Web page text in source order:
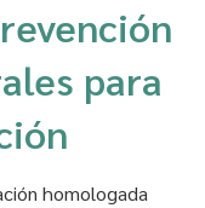
para
homologada